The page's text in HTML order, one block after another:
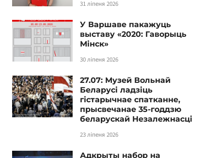
31 ліпеня 2026
У Варшаве пакажуць
выставу «2020: Гаворыць
Мінск»
30 ліпеня 2026
27.07: Музей Вольнай
Беларусі ладзіць
гістарычнае спатканне,
прысвечанае 35-годдзю
беларускай Незалежнасці
23 ліпеня 2026
Адкрыты набор на